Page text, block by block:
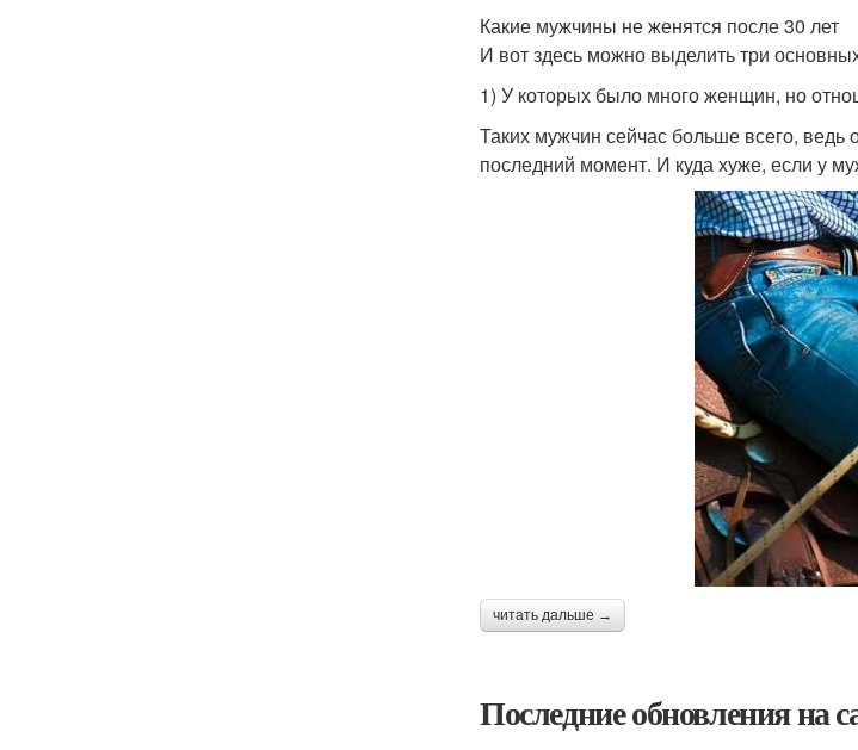
Какие мужчины не женятся после 30 лет
И вот здесь можно выделить три
1) У которых было много женщин, но
Таких мужчин сейчас больше всего, ведь
последний момент. И куда хуже, если у
читать дальше →
Последние обновления на